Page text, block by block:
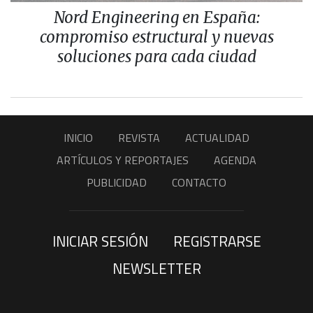
Nord Engineering en España:
compromiso estructural y nuevas
soluciones para cada ciudad
INICIO REVISTA
ACTUALIDAD
ARTÍCULOS Y REPORTAJES
AGENDA
PUBLICIDAD
CONTACTO
INICIAR SESIÓN
REGISTRARSE
NEWSLETTER